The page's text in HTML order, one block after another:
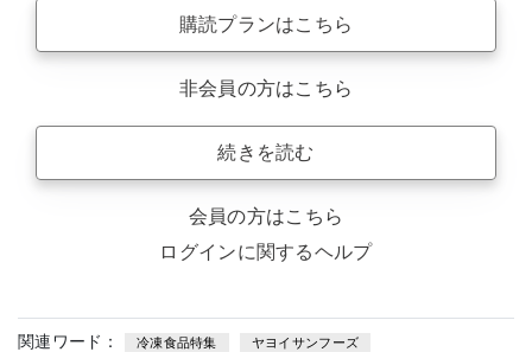
購読プランはこちら
非会員の方はこちら
続きを読む
会員の方はこちら
ログインに関するヘルプ
関連ワード： 冷凍食品特集 ヤヨイサンフーズ